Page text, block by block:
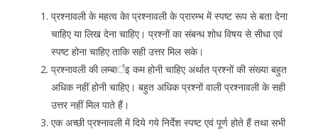
प्रश्नावली के महत्व केा प्रश्नावली के प्रारम्भ में स्पष्ट रूप से बता देना
चाहिए या लिख देना चाहिए। प्रश्नों का संबन्ध शोध विषय से सीधा एवं
स्पष्ट होना चाहिए ताकि सही उत्तर मिल सके।
प्रश्नावली की लम्बार्इ कम होनी चाहिए अर्थात प्रश्नों की संख्या बहुत
अधिक नहीं होनी चाहिए। बहुत अधिक प्रश्नों वाली प्रश्नावली के सही
उत्तर नहीं मिल पाते हैं।
एक अच्छी प्रश्नावली में दिये गये निर्देश स्पष्ट एवं पूर्ण होते हैं तथा सभी